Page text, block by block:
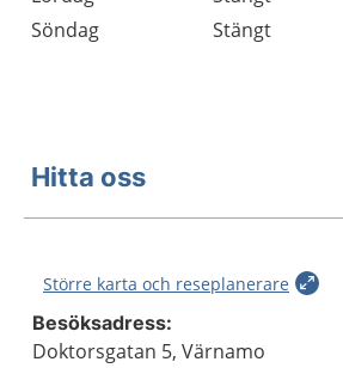
Söndag
Stängt
Hitta oss
Större karta och reseplanerare
Besöksadress:
Doktorsgatan 5, Värnamo